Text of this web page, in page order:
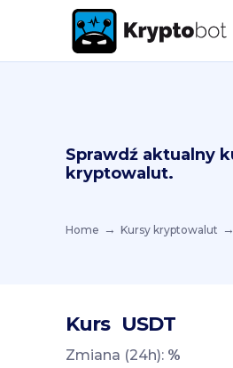
Sprawdź aktualny
kryptowalut.
Home Kursy kryptowalut
Kurs USDT
Zmiana (24h): %